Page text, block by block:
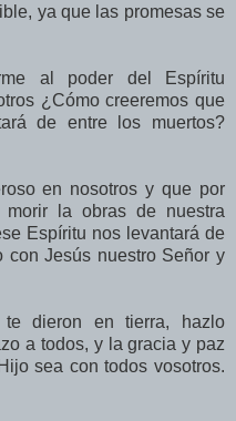
ya que las promesas se
al poder del Espíritu
¿Cómo creeremos que
de entre los muertos?
en nosotros y que por
la obras de nuestra
Espíritu nos levantará de
con Jesús nuestro Señor y
dieron en tierra, hazlo
a todos, y la gracia y paz
sea con todos vosotros.